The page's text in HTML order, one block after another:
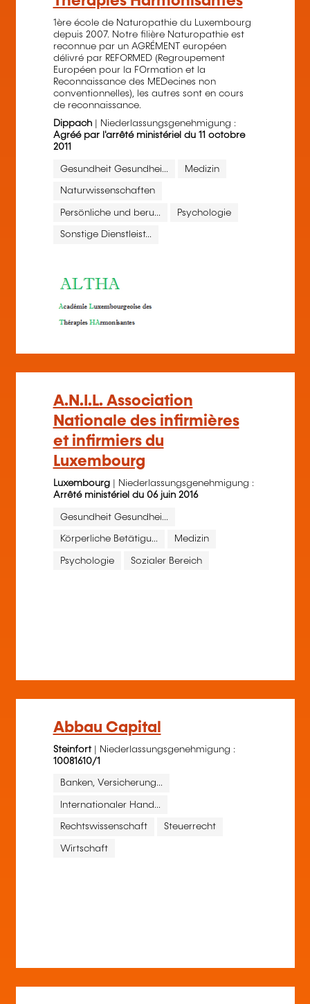
1ère école de Naturopathie du Luxembourg
depuis 2007. Notre filière Naturopathie est
reconnue par un AGRÉMENT européen
délivré par REFORMED (Regroupement
Européen pour la FOrmation et la
Reconnaissance des MEDecines non
conventionnelles), les autres sont en cours
de reconnaissance.
Dippach| Niederlassungsgenehmigung :
Agréé par l'arrêté ministériel du 11 octobre
2011
Gesundheit Gesundhei... Medizin
Naturwissenschaften
Persönliche und beru... Psychologie
Sonstige Dienstleist...
A.N.I.L. Association
Nationale des infirmières
et infirmiers du
Luxembourg
Luxembourg| Niederlassungsgenehmigung :
Arrêté ministériel du 06 juin 2016
Gesundheit Gesundhei...
Körperliche Betätigu... Medizin
Psychologie Sozialer Bereich
Abbau Capital
Steinfort| Niederlassungsgenehmigung :
10081610/1
Banken, Versicherung...
Internationaler Hand...
Rechtswissenschaft Steuerrecht
Wirtschaft